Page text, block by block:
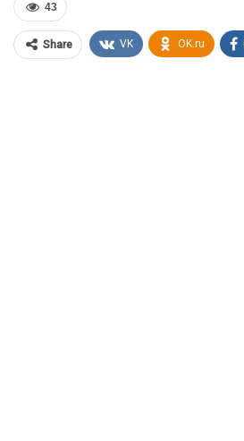
43
Share VK OK.ru